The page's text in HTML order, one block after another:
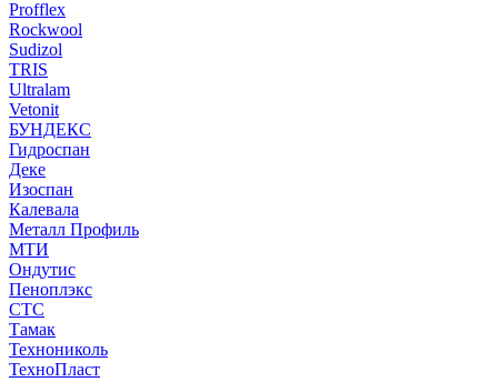
Profflex
Rockwool
Sudizol
TRIS
Ultralam
Vetonit
БУНДЕКС
Гидроспан
Деке
Изоспан
Калевала
Металл Профиль
МТИ
Ондутис
Пеноплэкс
СТС
Тамак
Технониколь
ТехноПласт